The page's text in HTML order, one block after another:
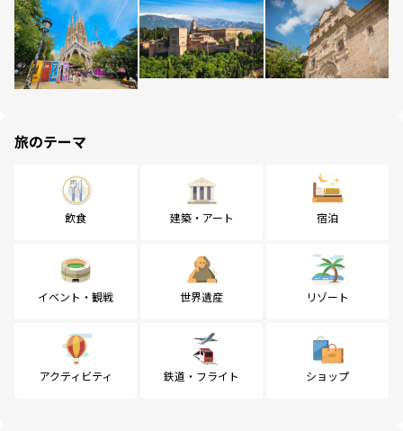
旅のテーマ
飲食 建築・アート 宿泊
イベント・観戦 世界遺産 リゾート
アクティビティ 鉄道・フライト ショップ